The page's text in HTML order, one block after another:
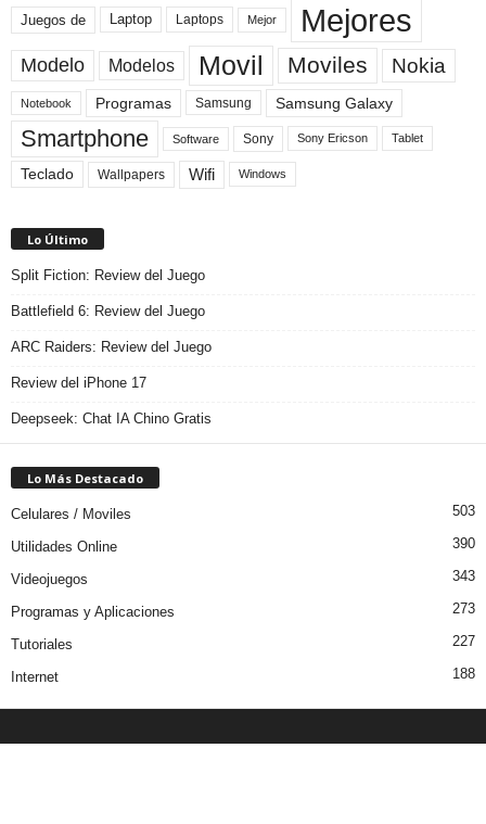
Juegos de Laptop Laptops Mejor Mejores
Modelo Modelos Movil Moviles Nokia
Notebook Programas Samsung Samsung Galaxy
Smartphone Software Sony Sony Ericson Tablet
Teclado Wallpapers Wifi Windows
Lo Último
Split Fiction: Review del Juego
Battlefield 6: Review del Juego
ARC Raiders: Review del Juego
Review del iPhone 17
Deepseek: Chat IA Chino Gratis
Lo Más Destacado
Celulares / Moviles 503
Utilidades Online 390
Videojuegos 343
Programas y Aplicaciones 273
Tutoriales 227
Internet 188